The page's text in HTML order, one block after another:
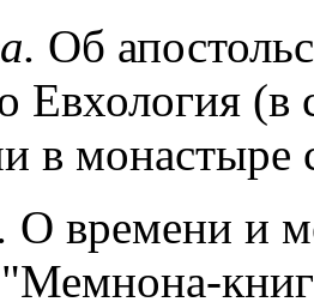
Об
Евхология (в
в монастыре
О времени и
"Мемнона-